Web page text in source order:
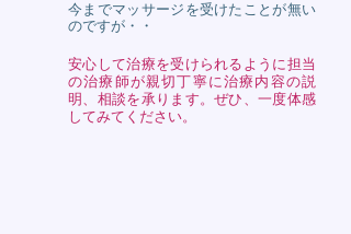
今までマッサージを受けたことが無い
のですが・・
安心して治療を受けられるように担当
の治療師が親切丁寧に治療内容の説
明、相談を承ります。ぜひ、一度体感
してみてください。